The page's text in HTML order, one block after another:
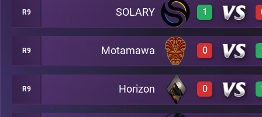
R9 SOLARY 1
3 A5
R9 Motamawa 0
0 A5
R9 Horizon 0